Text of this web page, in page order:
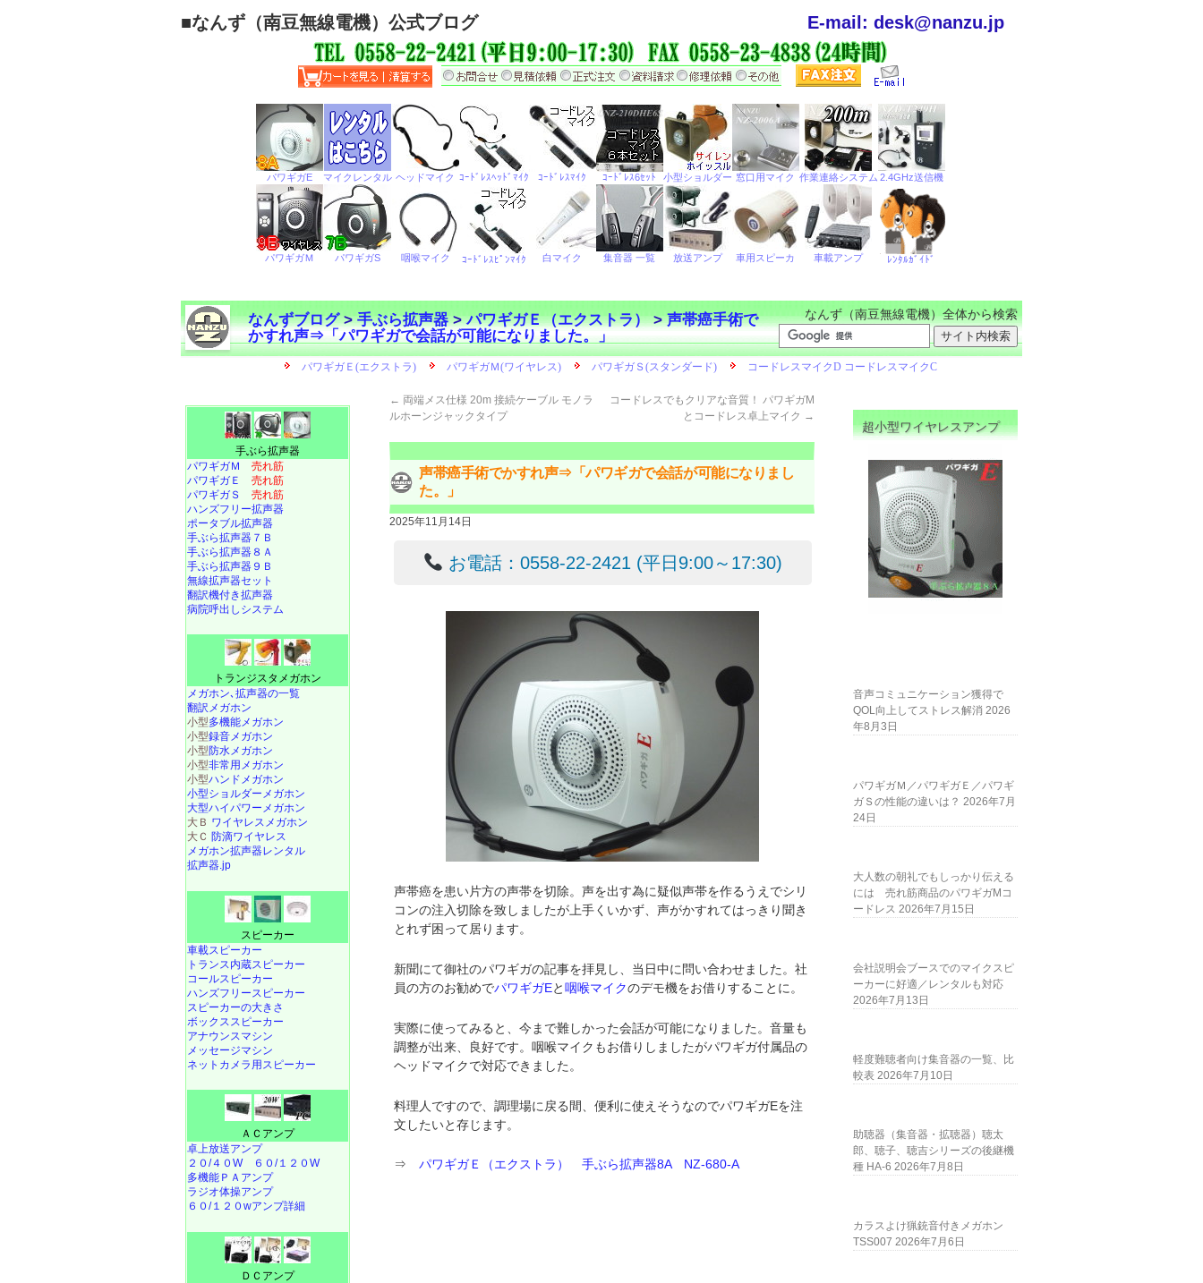
■なんず（南豆無線電機）公式ブログ E-mail: desk@nanzu.jp
なんずブログ>手ぶら拡声器>パワギガＥ（エクストラ）>声帯癌手術で
かすれ声⇒「パワギガで会話が可能になりました。」
なんず（南豆無線電機）全体から検索
← 両端メス仕様 20m 接続ケーブル モノラ
ルホーンジャックタイプ
コードレスでもクリアな音質！ パワギガM
とコードレス卓上マイク →
声帯癌手術でかすれ声⇒「パワギガで会話が可能になりまし
た。」
2025年11月14日
お電話：0558-22-2421 (平日9:00～17:30)
声帯癌を患い片方の声帯を切除。声を出す為に疑似声帯を作るうえでシリ
コンの注入切除を致しましたが上手くいかず、声がかすれてはっきり聞き
とれず困って居ります。
新聞にて御社のパワギガの記事を拝見し、当日中に問い合わせました。社
員の方のお勧めでパワギガEと咽喉マイクのデモ機をお借りすることに。
実際に使ってみると、今まで難しかった会話が可能になりました。音量も
調整が出来、良好です。咽喉マイクもお借りしましたがパワギガ付属品の
ヘッドマイクで対応できました。
料理人ですので、調理場に戻る間、便利に使えそうなのでパワギガEを注
文したいと存じます。
⇒パワギガＥ（エクストラ） 手ぶら拡声器8A NZ-680-A
手ぶら拡声器
パワギガＭ 売れ筋
パワギガＥ 売れ筋
パワギガＳ 売れ筋
ハンズフリー拡声器
ポータブル拡声器
手ぶら拡声器７Ｂ
手ぶら拡声器８Ａ
手ぶら拡声器９Ｂ
無線拡声器セット
翻訳機付き拡声器
病院呼出しシステム
トランジスタメガホン
メガホン､拡声器の一覧
翻訳メガホン
小型多機能メガホン
小型録音メガホン
小型防水メガホン
小型非常用メガホン
小型ハンドメガホン
小型ショルダーメガホン
大型ハイパワーメガホン
大Ｂ ワイヤレスメガホン
大Ｃ 防滴ワイヤレス
メガホン拡声器レンタル
拡声器.jp
スピーカー
車載スピーカー
トランス内蔵スピーカー
コールスピーカー
ハンズフリースピーカー
スピーカーの大きさ
ボックススピーカー
アナウンスマシン
メッセージマシン
ネットカメラ用スピーカー
ＡＣアンプ
卓上放送アンプ
２０/４０W
６０/１２０W
多機能ＰＡアンプ
ラジオ体操アンプ
６０/１２０wアンプ詳細
ＤＣアンプ
超小型ワイヤレスアンプ
音声コミュニケーション獲得で
QOL向上してストレス解消 2026
年8月3日
パワギガＭ／パワギガＥ／パワギ
ガＳの性能の違いは？ 2026年7月
24日
大人数の朝礼でもしっかり伝える
には 売れ筋商品のパワギガMコ
ードレス 2026年7月15日
会社説明会ブースでのマイクスピ
ーカーに好適／レンタルも対応
2026年7月13日
軽度難聴者向け集音器の一覧、比
較表 2026年7月10日
助聴器（集音器・拡聴器）聴太
郎、聴子、聴吉シリーズの後継機
種 HA-6 2026年7月8日
カラスよけ猟銃音付きメガホン
TSS007 2026年7月6日